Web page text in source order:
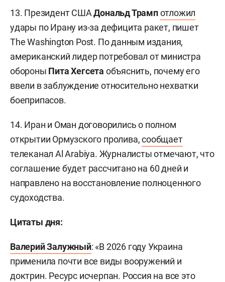
13. Президент СШАДональд Трампотложил
удары по Ирану из-за дефицита ракет, пишет
The Washington Post. По данным издания,
американский лидер потребовал от министра
обороны Пита Хегсета объяснить, почему его
ввели в заблуждение относительно нехватки
боеприпасов.
14. Иран и Оман договорились о полном
открытии Ормузского пролива,сообщает
телеканал Al Arabiya. Журналисты отмечают, что
соглашение будет рассчитано на 60 дней и
направлено на восстановление полноценного
судоходства.
Цитаты дня:
Валерий Залужный: «В 2026 году Украина
применила почти все виды вооружений и
доктрин. Ресурс исчерпан. Россия на все это